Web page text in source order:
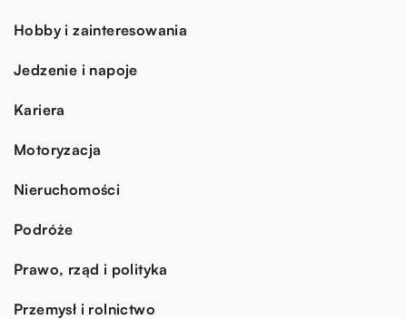
Hobby i zainteresowania
Jedzenie i napoje
Kariera
Motoryzacja
Nieruchomości
Podróże
Prawo, rząd i polityka
Przemysł i rolnictwo